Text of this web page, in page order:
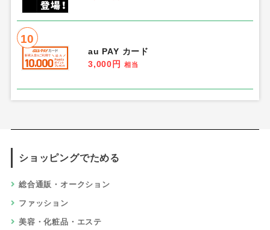
10
au PAY カード
3,000円
相当
ショッピングでためる
総合通販・オークション
ファッション
美容・化粧品・エステ